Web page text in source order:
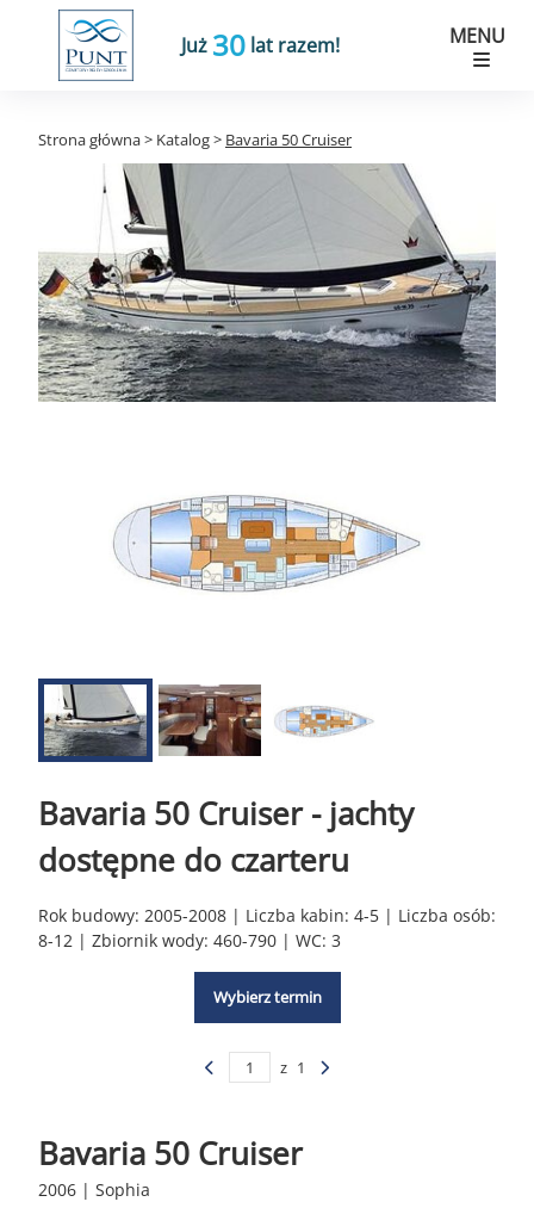
Już 30 lat razem! MENU
Strona główna> Katalog> Bavaria 50 Cruiser
Bavaria 50 Cruiser - jachty
dostępne do czarteru
Rok budowy: 2005-2008 | Liczba kabin: 4-5 | Liczba osób:
8-12 | Zbiornik wody: 460-790 | WC: 3
Wybierz termin
z 1
Bavaria 50 Cruiser
2006 | Sophia